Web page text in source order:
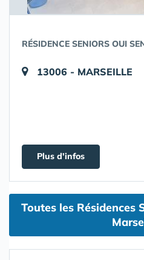
RÉSIDENCE SENIORS OUI
13006 - MARSEILLE
Plus d'infos
Toutes les Résidences